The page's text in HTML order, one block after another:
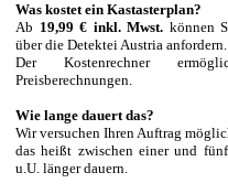
Was kostet ein Kastasterplan?
Ab 19,99 € inkl. Mwst. können
über die Detektei Austria anfordern.
Der Kostenrechner
Preisberechnungen.
Wie lange dauert das?
Wir versuchen Ihren Auftrag
das heißt zwischen einer und
u.U. länger dauern.